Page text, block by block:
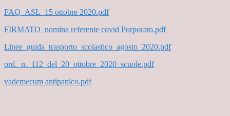
FAQ_ASL_15 ottobre 2020.pdf
FIRMATO_nomina referente covid Porporato.pdf
Linee_guida_trasporto_scolastico_agosto_2020.pdf
ord._n._112_del_20_ottobre_2020_scuole.pdf
vademecum antipanico.pdf